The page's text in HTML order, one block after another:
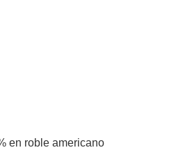
en roble americano